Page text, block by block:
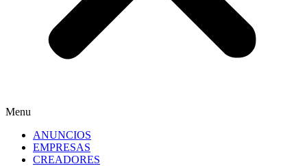
Menu
ANUNCIOS
EMPRESAS
CREADORES